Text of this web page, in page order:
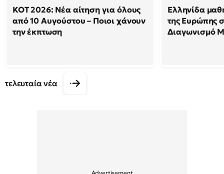
ΚΟΤ 2026: Νέα αίτηση για όλους
από 10 Αυγούστου – Ποιοι χάνουν
την έκπτωση
Ελληνίδα
της Ευρώπης
Διαγωνισμό
τελευταία νέα